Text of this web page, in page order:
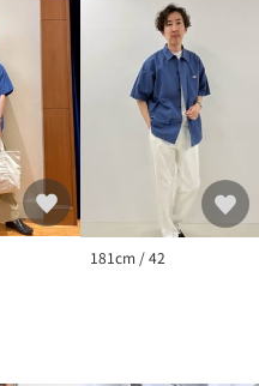
の設定及び特性により、実
生じる場合があります。
ので実際の商品と仕様、加
います。
、シワなどが見られたり、
。汗や雨等で濡れた時や、
ことがありますので（特に
181cm / 42